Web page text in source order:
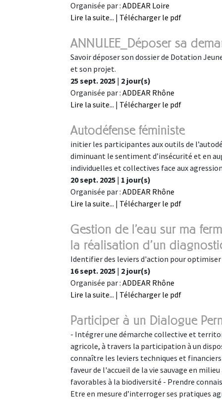
Organisée par : ADDEAR Loire
Lire la suite... | Télécharger le pdf
ANNULEE_Déposer sa
Savoir déposer son dossier de Dotation
et son projet.
25 sept. 2025 | 2 jour(s)
Organisée par : ADDEAR Rhône
Lire la suite... | Télécharger le pdf
Autodéfense féministe
initier les participantes aux outils de
diminuant le sentiment d’insécurité et en
individuelles et collectives face aux
20 sept. 2025 | 1 jour(s)
Organisée par : ADDEAR Rhône
Lire la suite... | Télécharger le pdf
Gestion de l'eau sur ma
la réalisation d'un
Identifier des leviers d'action pour
16 sept. 2025 | 2 jour(s)
Organisée par : ADDEAR Rhône
Lire la suite... | Télécharger le pdf
Participer à un Dialogue
- Intégrer une démarche collective et
agricole, à travers la participation à un
connaître les leviers techniques et
faveur de l'accueil de la vie sauvage en
favorables à la biodiversité - Prendre
Etre en mesure d’interroger ses pratiques